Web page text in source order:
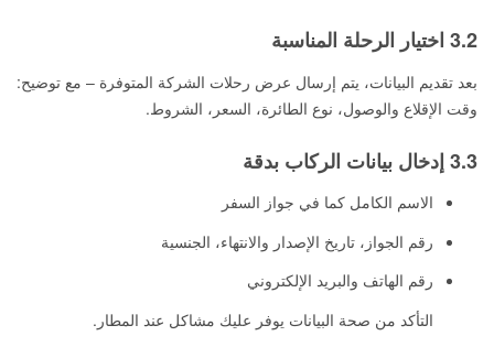
3.2 اختيار الرحلة المناسبة
بعد تقديم البيانات، يتم إرسال عرض رحلات الشركة المتوفرة – مع توضيح:
وقت الإقلاع والوصول، نوع الطائرة، السعر، الشروط.
3.3 إدخال بيانات الركاب بدقة
الاسم الكامل كما في جواز السفر
رقم الجواز، تاريخ الإصدار والانتهاء، الجنسية
رقم الهاتف والبريد الإلكتروني
التأكد من صحة البيانات يوفر عليك مشاكل عند المطار.